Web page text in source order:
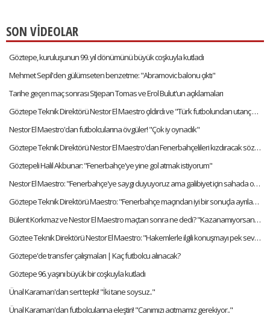
SON VİDEOLAR
Göztepe, kuruluşunun 99. yıl dönümünü büyük coşkuyla kutladı
Mehmet Sepil'den gülümseten benzetme: "Abramovic balonu çıktı"
Tarihe geçen maç sonrası Stjepan Tomas ve Erol Bulut'un açıklamaları
Göztepe Teknik Direktörü Nestor El Maestro çıldırdı ve "Türk futbolundan utanç duyuyorum!" dedi
Nestor El Maestro'dan futbolcularına övgüler! "Çok iy oynadık"
Göztepe Teknik Direktörü Nestor El Maestro'dan Fenerbahçelileri kızdıracak sözler!
Göztepeli Halil Akbunar: "Fenerbahçe'ye yine gol atmak istiyorum"
Nestor El Maestro: "Fenerbahçe'ye saygı duyuyoruz ama galibiyet için sahada olacağız"
Göztepe Teknik Direktörü Maestro: "Fenerbahçe maçından iyi bir sonuçla ayrılacağız"
Bülent Korkmaz ve Nestor El Maestro maçtan sonra ne dedi? "Kazanamıyorsan, kaybetmemek gerekir"
Göztee Teknik Direktörü Nestor El Maestro: "Hakemlerle ilgili konuşmayı pek sevmiyorum"
Göztepe'de transfer çalışmaları | Kaç futbolcu alınacak?
Göztepe 96. yaşını büyük bir coşkuyla kutladı
Ünal Karaman'dan sert tepki! "İki tane soysuz.."
Ünal Karaman'dan futbolcularına eleştiri! "Canımızı acıtmamız gerekiyor.."